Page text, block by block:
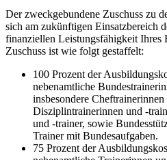
Der zweckgebundene Zuschuss zu
sich am zukünftigen Einsatzbereich
finanziellen Leistungsfähigkeit Ihres
Zuschuss ist wie folgt gestaffelt:
100 Prozent der
nebenamtliche
insbesondere Cheftrainerinnen
Disziplintrainerinnen und -
und -trainer, sowie
Trainer mit Bundesaufgaben.
75 Prozent der